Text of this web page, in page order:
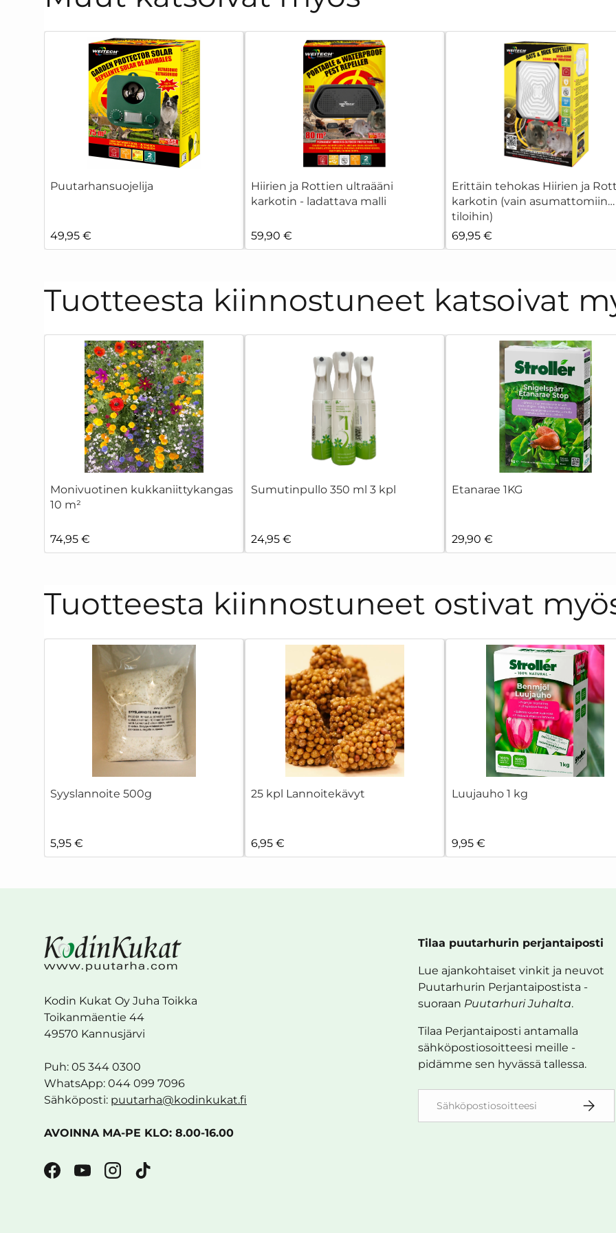
Puutarhansuojelija
49,95 €
Hiirien ja Rottien ultraääni
karkotin - ladattava malli
59,90 €
Erittäin tehokas Hiirien ja
karkotin (vain asumattomiin
tiloihin)
69,95 €
Tuotteesta kiinnostuneet katsoivat
Monivuotinen kukkaniittykangas
10 m²
74,95 €
Sumutinpullo 350 ml 3 kpl
24,95 €
Etanarae 1KG
29,90 €
Tuotteesta kiinnostuneet ostivat
Syyslannoite 500g
5,95 €
25 kpl Lannoitekävyt
6,95 €
Luujauho 1 kg
9,95 €
Kodin Kukat Oy Juha Toikka
Toikanmäentie 44
49570 Kannusjärvi
Puh: 05 344 0300
WhatsApp: 044 099 7096
Sähköposti: puutarha@kodinkukat.fi
AVOINNA MA-PE KLO: 8.00-16.00
Facebook
YouTubeInstagram
TikTok
Tilaa puutarhurin perjantaiposti
Lue ajankohtaiset vinkit ja neuvot
Puutarhurin Perjantaipostista -
suoraan Puutarhuri Juhalta.
Tilaa Perjantaiposti antamalla
sähköpostiosoitteesi meille -
pidämme sen hyvässä tallessa.
TILAA